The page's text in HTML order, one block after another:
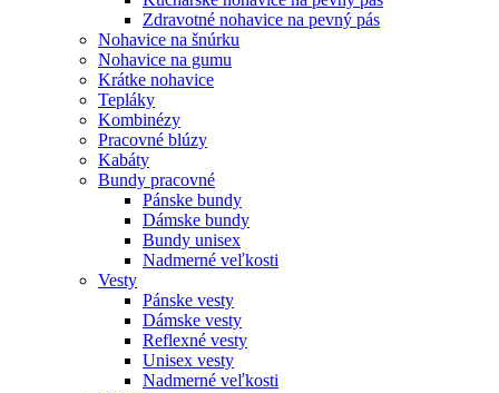
Zdravotné nohavice na pevný pás
Nohavice na šnúrku
Nohavice na gumu
Krátke nohavice
Tepláky
Kombinézy
Pracovné blúzy
Kabáty
Bundy pracovné
Pánske bundy
Dámske bundy
Bundy unisex
Nadmerné veľkosti
Vesty
Pánske vesty
Dámske vesty
Reflexné vesty
Unisex vesty
Nadmerné veľkosti